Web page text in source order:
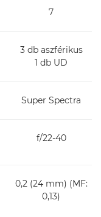
7
3 db aszférikus
1 db UD
Super Spectra
f/22-40
0,2 (24 mm) (MF:
0,13)